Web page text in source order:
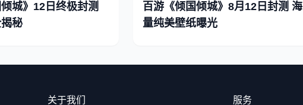
城》12日终极封测
秘
百游《倾国倾城》8月12日封测 海
量纯美壁纸曝光
关于我们 服务